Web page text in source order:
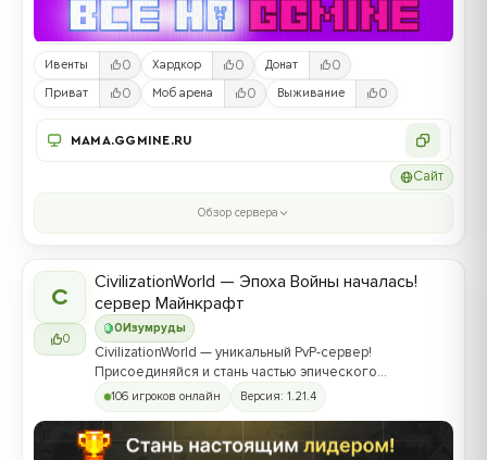
Ивенты 0 Хардкор 0 Донат 0
Приват 0 Моб арена 0 Выживание 0
MAMA.GGMINE.RU
Сайт
Обзор сервера
C
0
0 Изумруды
CivilizationWorld — Эпоха Войны началась!
сервер Майнкрафт
CivilizationWorld — уникальный PvP-сервер!
Присоединяйся и стань частью эпического
противостояния между Альвами и Йотунами!
106 игроков онлайн Версия: 1.21.4